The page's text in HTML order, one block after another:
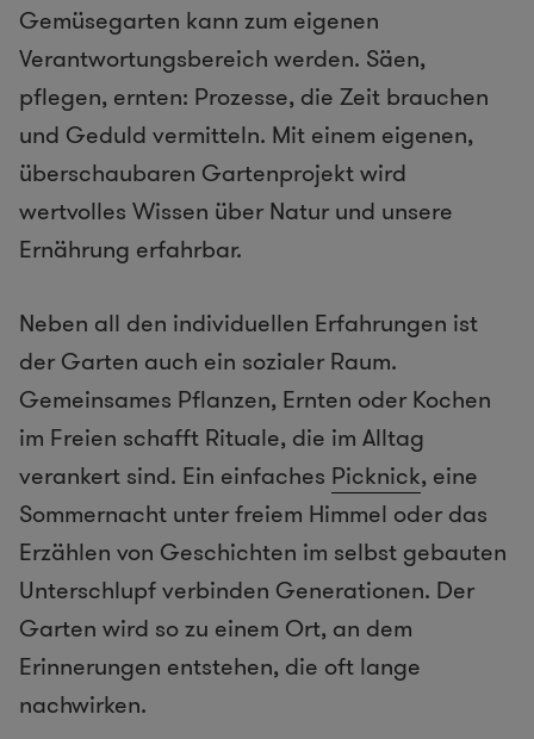
Gemüsegarten kann zum eigenen
Verantwortungsbereich werden. Säen,
pflegen, ernten: Prozesse, die Zeit brauchen
und Geduld vermitteln. Mit einem eigenen,
überschaubaren Gartenprojekt wird
wertvolles Wissen über Natur und unsere
Ernährung erfahrbar.
Neben all den individuellen Erfahrungen ist
der Garten auch ein sozialer Raum.
Gemeinsames Pflanzen, Ernten oder Kochen
im Freien schafft Rituale, die im Alltag
verankert sind. Ein einfaches Picknick, eine
Sommernacht unter freiem Himmel oder das
Erzählen von Geschichten im selbst gebauten
Unterschlupf verbinden Generationen. Der
Garten wird so zu einem Ort, an dem
Erinnerungen entstehen, die oft lange
nachwirken.